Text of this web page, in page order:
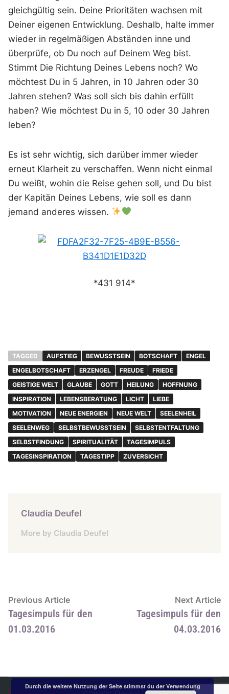
gleichgültig sein. Deine Prioritäten wachsen mit
Deiner eigenen Entwicklung. Deshalb, halte immer
wieder in regelmäßigen Abständen inne und
überprüfe, ob Du noch auf Deinem Weg bist.
Stimmt Die Richtung Deines Lebens noch? Wo
möchtest Du in 5 Jahren, in 10 Jahren oder 30
Jahren stehen? Was soll sich bis dahin erfüllt
haben? Wie möchtest Du in 5, 10 oder 30 Jahren
leben?
Es ist sehr wichtig, sich darüber immer wieder
erneut Klarheit zu verschaffen. Wenn nicht einmal
Du weißt, wohin die Reise gehen soll, und Du bist
der Kapitän Deines Lebens, wie soll es dann
jemand anderes wissen.
*431 914*
TAGGED AUFSTIEG BEWUSSTSEIN BOTSCHAFT
ENGEL
ENGELBOTSCHAFT
ERZENGEL FREUDE
FRIEDE
GEISTIGE WELT
GLAUBE GOTT HEILUNG
HOFFNUNG
INSPIRATION
LEBENSBERATUNG LICHT
LIEBE
MOTIVATION
NEUE ENERGIEN NEUE WELT
SEELENHEIL
SEELENWEG
SELBSTBEWUSSTSEIN
SELBSTENTFALTUNG
SELBSTFINDUNG
SPIRITUALITÄT
TAGESIMPULS
TAGESINSPIRATION
TAGESTIPP ZUVERSICHT
Claudia Deufel
More by Claudia Deufel
Beitragsnavigation
Previous ArticlePrevious
article:
Tagesimpuls für den
01.03.2016
Next Article
Tagesimpuls für den
04.03.2016
Durch die weitere Nutzung der Seite stimmst du der Verwendung